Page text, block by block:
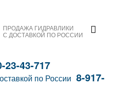
ПРОДАЖА ГИДРАВЛИКИ
С ДОСТАВКОЙ ПО РОССИИ
23-43-717
8-917-